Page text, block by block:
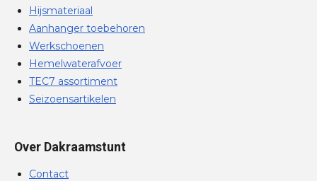
Hijsmateriaal
Aanhanger toebehoren
Werkschoenen
Hemelwaterafvoer
TEC7 assortiment
Seizoensartikelen
Over Dakraamstunt
Contact